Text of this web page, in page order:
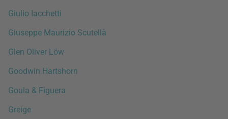
Giulio Iacchetti
Giuseppe Maurizio Scutellà
Glen Oliver Löw
Goodwin Hartshorn
Goula & Figuera
Greige